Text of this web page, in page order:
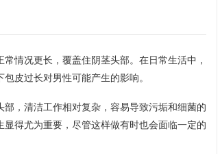
情况更长，覆盖住阴茎头部。在日常生活中，
皮过长对男性可能产生的影响。
，清洁工作相对复杂，容易导致污垢和细菌的
得尤为重要，尽管这样做有时也会面临一定的